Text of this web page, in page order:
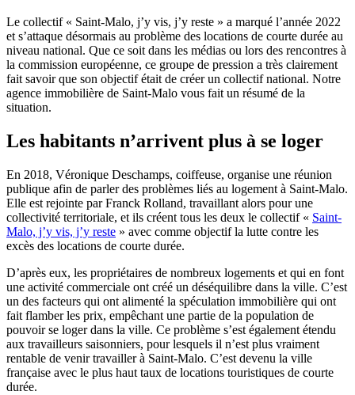
Le collectif « Saint-Malo, j’y vis, j’y reste » a marqué l’année 2022
et s’attaque désormais au problème des locations de courte durée au
niveau national. Que ce soit dans les médias ou lors des rencontres à
la commission européenne, ce groupe de pression a très clairement
fait savoir que son objectif était de créer un collectif national. Notre
agence immobilière de Saint-Malo vous fait un résumé de la
situation.
Les habitants n’arrivent plus à se loger
En 2018, Véronique Deschamps, coiffeuse, organise une réunion
publique afin de parler des problèmes liés au logement à Saint-Malo.
Elle est rejointe par Franck Rolland, travaillant alors pour une
collectivité territoriale, et ils créent tous les deux le collectif « Saint-
Malo, j’y vis, j’y reste » avec comme objectif la lutte contre les
excès des locations de courte durée.
D’après eux, les propriétaires de nombreux logements et qui en font
une activité commerciale ont créé un déséquilibre dans la ville. C’est
un des facteurs qui ont alimenté la spéculation immobilière qui ont
fait flamber les prix, empêchant une partie de la population de
pouvoir se loger dans la ville. Ce problème s’est également étendu
aux travailleurs saisonniers, pour lesquels il n’est plus vraiment
rentable de venir travailler à Saint-Malo. C’est devenu la ville
française avec le plus haut taux de locations touristiques de courte
durée.